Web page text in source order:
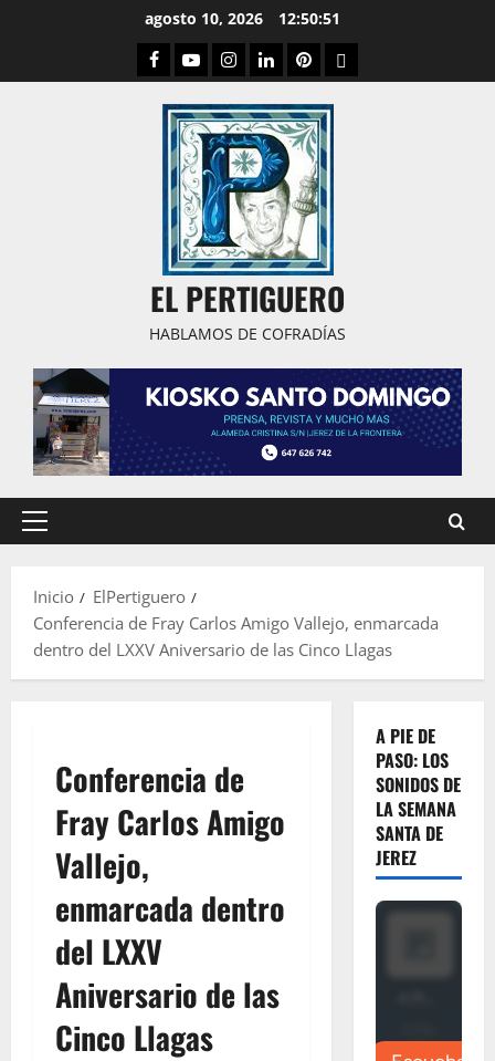
agosto 10, 2026 12:50:52
Facebook
YoutubeInstagram
LinkedPinterestDribbble
EL PERTIGUERO
HABLAMOS DE COFRADÍAS
Menú
Inicio
ElPertiguero
Conferencia de Fray Carlos Amigo Vallejo, enmarcada
dentro del LXXV Aniversario de las Cinco Llagas
Conferencia de
Fray Carlos Amigo
Vallejo,
enmarcada dentro
del LXXV
Aniversario de las
Cinco Llagas
A PIE DE
PASO: LOS
SONIDOS DE
LA SEMANA
SANTA DE
JEREZ